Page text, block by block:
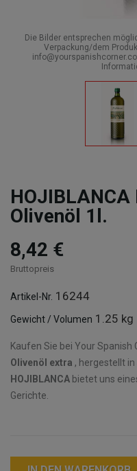
Die Bilder entsprechen
Verpackung/dem
Olivenöl 1l.
8,42 €
Bruttopreis
Artikel-Nr. 16244
Gewicht / Volumen 1.25 kg
Kaufen Sie bei Your
Olivenöl extra , hergestellt
HOJIBLANCA bietet uns
Gerichte.